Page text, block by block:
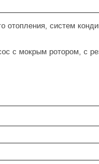
систем
с мокрым ротором, с